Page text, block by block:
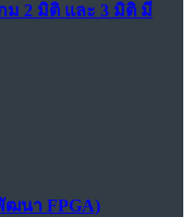
กม 2 มิติ และ 3 มิติ มี
ฒนา FPGA)